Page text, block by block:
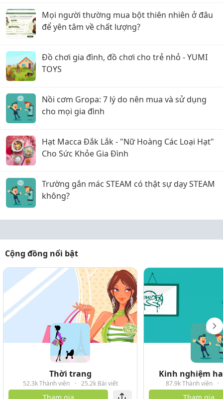
Mọi người thường mua bột thiên nhiên ở đâu
để yên tâm về chất lượng?
Đồ chơi gia đình, đồ chơi cho trẻ nhỏ - YUMI
TOYS
Nồi cơm Gropa: 7 lý do nên mua và sử dụng
cho mọi gia đình
Hạt Macca Đắk Lắk - "Nữ Hoàng Các Loại Hạt"
Cho Sức Khỏe Gia Đình
Trường gắn mác STEAM có thật sự dạy STEAM
không?
Cộng đồng nổi bật
Thời trang
52.3k Thành viên · 25.2k Bài viết
Kinh nghiệm
87.9k Thành viên ·